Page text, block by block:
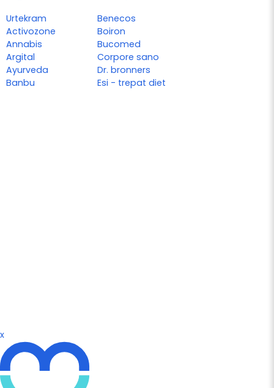
Urtekram
Activozone
Annabis
Argital
Ayurveda
Banbu
Benecos
Boiron
Bucomed
Corpore sano
Dr. bronners
Esi - trepat diet
x